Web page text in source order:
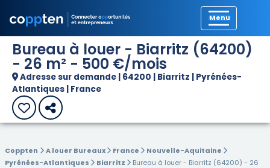
Bureau à louer - Biarritz (64200)
- 26 m² - 500 €/mois
Adresse sur demande | 64200 | Biarritz | Pyrénées-
Atlantiques | France
Coppten A louer Bureaux France
Nouvelle-Aquitaine
Pyrénées-Atlantiques
Biarritz
Bureau à louer - Biarritz (64200) - 26